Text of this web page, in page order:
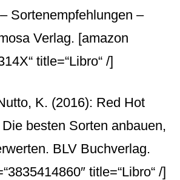
Sortenempfehlungen –
Verlag. [amazon
title=“Libro“ /]
K. (2016): Red Hot
besten Sorten anbauen,
BLV Buchverlag.
title=“Libro“ /]